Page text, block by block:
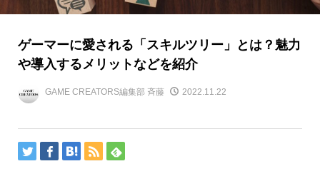
ゲーマーに愛される「スキルツリー」とは？魅力
や導入するメリットなどを紹介
GAME CREATORS編集部 斉藤 2022.11.22